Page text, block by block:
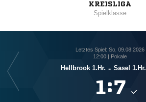
KREISLIGA
Spielklasse
Letztes Spiel: So, 09.08.2026
12:00 | Pokale
Hellbrook 1.Hr. - Sasel 1.Hr.
: